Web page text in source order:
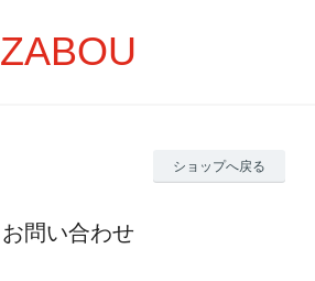
ZABOU
ショップへ戻る
お問い合わせ